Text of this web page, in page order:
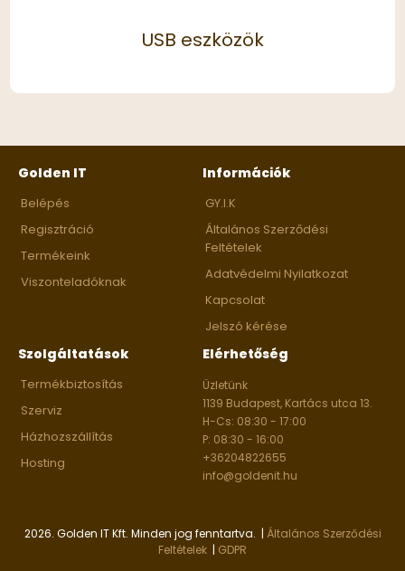
USB eszközök
Golden IT
Belépés
Regisztráció
Termékeink
Viszonteladóknak
Információk
GY.I.K
Általános Szerződési
Feltételek
Adatvédelmi Nyilatkozat
Kapcsolat
Jelszó kérése
Szolgáltatások
Termékbiztosítás
Szerviz
Házhozszállítás
Hosting
Elérhetőség
Üzletünk
1139 Budapest, Kartács utca 13.
H-Cs: 08:30 - 17:00
P: 08:30 - 16:00
+36204822655
info@goldenit.hu
2026. Golden IT Kft. Minden jog fenntartva. | Általános Szerződési
Feltételek | GDPR